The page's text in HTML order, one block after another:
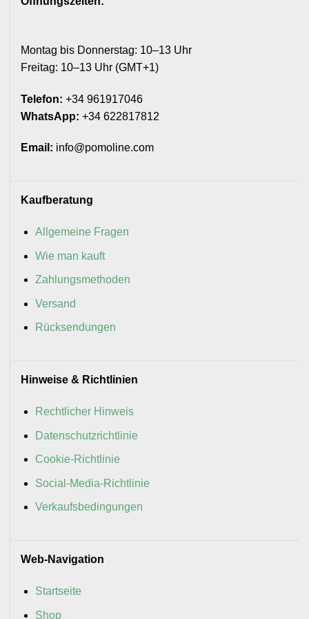
Montag bis Donnerstag: 10–13 Uhr
Freitag: 10–13 Uhr (GMT+1)
Telefon: +34 961917046
WhatsApp: +34 622817812
Email: info@pomoline.com
Kaufberatung
Allgemeine Fragen
Wie man kauft
Zahlungsmethoden
Versand
Rücksendungen
Hinweise & Richtlinien
Rechtlicher Hinweis
Datenschutzrichtlinie
Cookie-Richtlinie
Social-Media-Richtlinie
Verkaufsbedingungen
Web-Navigation
Startseite
Shop